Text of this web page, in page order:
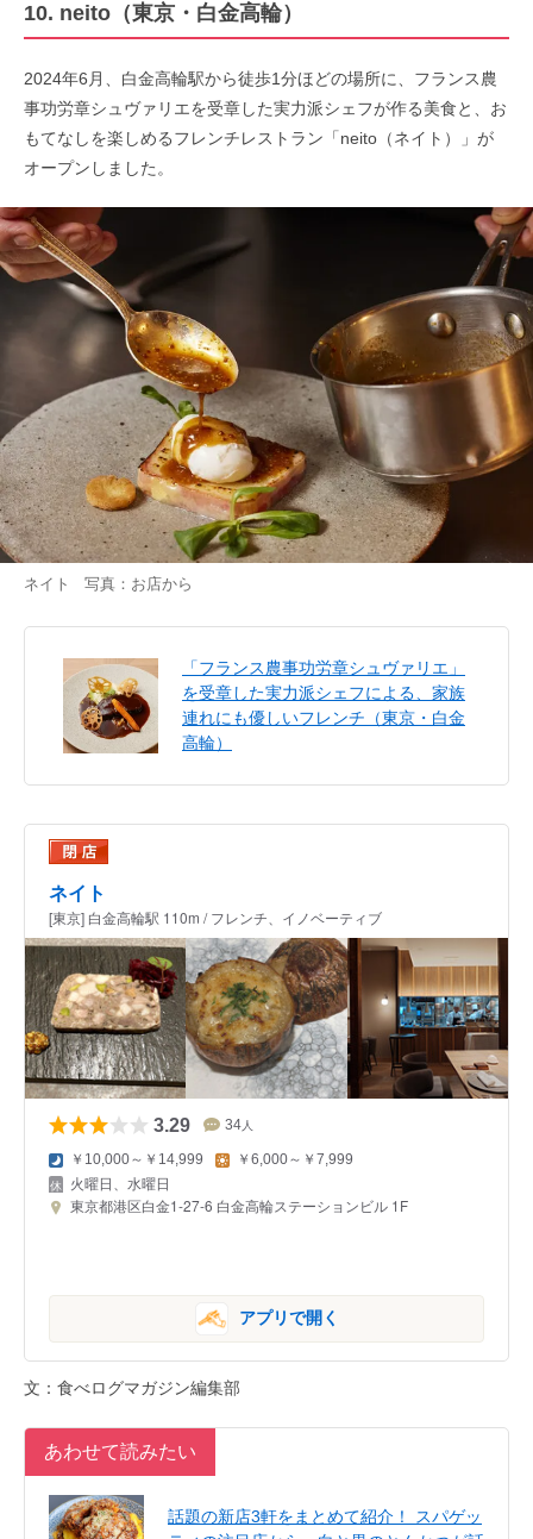
10. neito（東京・白金高輪）
2024年6月、白金高輪駅から徒歩1分ほどの場所に、フランス農
事功労章シュヴァリエを受章した実力派シェフが作る美食と、お
もてなしを楽しめるフレンチレストラン「neito（ネイト）」が
オープンしました。
ネイト 写真：お店から
「フランス農事功労章シュヴァリエ」
を受章した実力派シェフによる、家族
連れにも優しいフレンチ（東京・白金
高輪）
ネイト
[東京] 白金高輪駅 110m / フレンチ、イノベーティブ
3.29 34 人
￥10,000～￥14,999 ￥6,000～￥7,999
火曜日、水曜日
東京都港区白金1-27-6 白金高輪ステーションビル 1F
アプリで開く
文：食べログマガジン編集部
あわせて読みたい
話題の新店3軒をまとめて紹介！ スパゲッ